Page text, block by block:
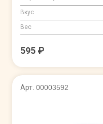
Вкус
Вес
595 ₽
Арт. 00003592